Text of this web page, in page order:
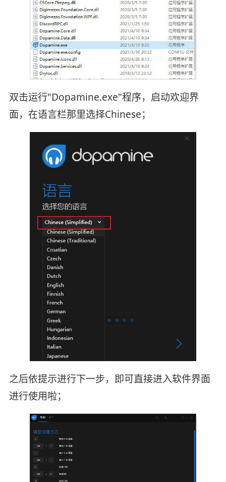
双击运行"Dopamine.exe"程序，启动欢迎界
面，在语言栏那里选择Chinese；
之后依提示进行下一步，即可直接进入软件界面
进行使用啦；